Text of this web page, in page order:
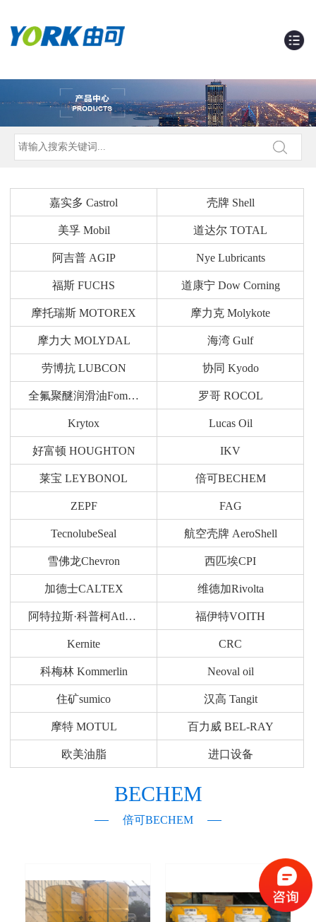
嘉实多 Castrol 壳牌 Shell
美孚 Mobil 道达尔 TOTAL
阿吉普 AGIP Nye Lubricants
福斯 FUCHS 道康宁 Dow Corning
摩托瑞斯 MOTOREX 摩力克 Molykote
摩力大 MOLYDAL 海湾 Gulf
劳博抗 LUBCON 协同 Kyodo
全氟聚醚润滑油Fomblin 罗哥 ROCOL
Krytox Lucas Oil
好富顿 HOUGHTON IKV
莱宝 LEYBONOL 倍可BECHEM
ZEPF FAG
TecnolubeSeal 航空壳牌 AeroShell
雪佛龙Chevron 西匹埃CPI
加德士CALTEX 维德加Rivolta
阿特拉斯·科普柯Atlas Copco 福伊特VOITH
Kernite CRC
科梅林 Kommerlin Neoval oil
住矿sumico 汉高 Tangit
摩特 MOTUL 百力威 BEL-RAY
欧美油脂 进口设备
BECHEM
倍可BECHEM